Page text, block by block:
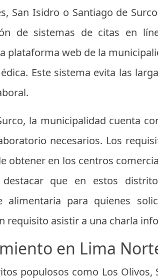
San Isidro o Santiago de
de sistemas de citas en
plataforma web de la
Este sistema evita las
la municipalidad cuenta
necesarios. Los
obtener en los centros
destacar que en estos
alimentaria para quienes
requisito asistir a una charla
en Lima
populosos como Los Olivos,